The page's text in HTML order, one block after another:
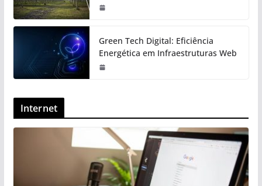
Green Tech Digital: Eficiência
Energética em Infraestruturas Web
Internet